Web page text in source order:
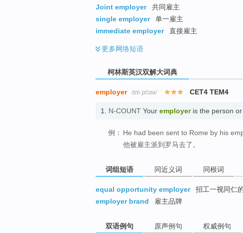
Joint employer
共同雇主
single employer
单一雇主
immediate employer
直接雇主
更多网络短语
柯林斯英汉双解大词典
employer /ɪmˈplɔɪə/ CET4 TEM4
1. N-COUNT Your employeris the person or
例： He had been sent to Rome by his
他被雇主派到罗马去了。
词组短语 同近义词 同根词
equal opportunity employer
招工一视同仁
employer brand
雇主品牌
双语例句 原声例句 权威例句